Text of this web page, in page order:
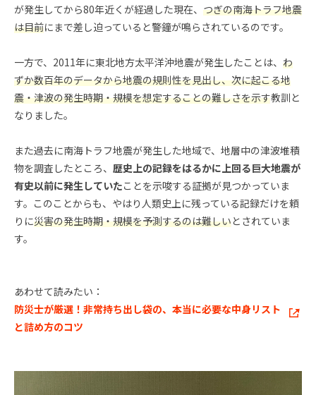
が発生してから80年近くが経過した現在、 つぎの南海トラフ地震
は目前にまで差し迫っていると警鐘が鳴らされているのです。
一方で、2011年に東北地方太平洋沖地震が発生したことは、 わ
ずか数百年のデータから地震の規則性を見出し、次に起こる地
震・津波の発生時期・規模を想定することの難しさを示す教訓と
なりました。
また過去に南海トラフ地震が発生した地域で、地層中の津波堆積
物を調査したところ、 歴史上の記録をはるかに上回る巨大地震が
有史以前に発生していたことを示唆する証拠が見つかっていま
す。このことからも、やはり人類史上に残っている記録だけを頼
りに災害の発生時期・規模を予測するのは難しいとされていま
す。
あわせて読みたい：
防災士が厳選！非常持ち出し袋の、本当に必要な中身リスト
と詰め方のコツ